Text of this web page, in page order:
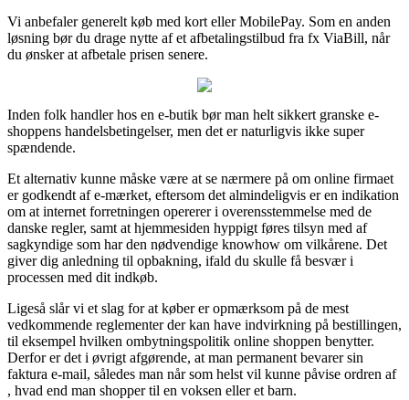
Vi anbefaler generelt køb med kort eller MobilePay. Som en anden
løsning bør du drage nytte af et afbetalingstilbud fra fx ViaBill, når
du ønsker at afbetale prisen senere.
Inden folk handler hos en e-butik bør man helt sikkert granske e-
shoppens handelsbetingelser, men det er naturligvis ikke super
spændende.
Et alternativ kunne måske være at se nærmere på om online firmaet
er godkendt af e-mærket, eftersom det almindeligvis er en indikation
om at internet forretningen opererer i overensstemmelse med de
danske regler, samt at hjemmesiden hyppigt føres tilsyn med af
sagkyndige som har den nødvendige knowhow om vilkårene. Det
giver dig anledning til opbakning, ifald du skulle få besvær i
processen med dit indkøb.
Ligeså slår vi et slag for at køber er opmærksom på de mest
vedkommende reglementer der kan have indvirkning på bestillingen,
til eksempel hvilken ombytningspolitik online shoppen benytter.
Derfor er det i øvrigt afgørende, at man permanent bevarer sin
faktura e-mail, således man når som helst vil kunne påvise ordren af
, hvad end man shopper til en voksen eller et barn.